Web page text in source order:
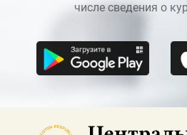
числе сведения о